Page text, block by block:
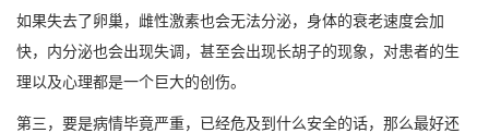
如果失去了卵巢，雌性激素也会无法分泌，身体的衰老速度会加
快，内分泌也会出现失调，甚至会出现长胡子的现象，对患者的生
理以及心理都是一个巨大的创伤。
第三，要是病情毕竟严重，已经危及到什么安全的话，那么最好还